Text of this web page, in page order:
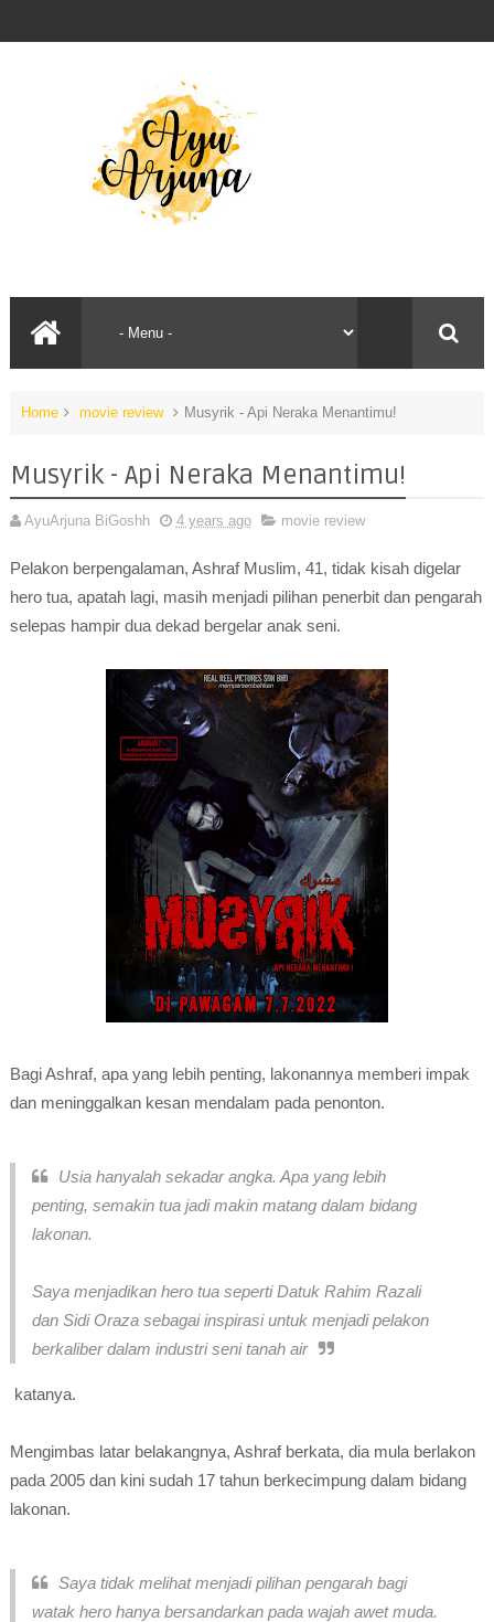
Home movie review Musyrik - Api Neraka Menantimu!
Musyrik - Api Neraka Menantimu!
AyuArjuna BiGoshh 4 years ago movie review
Pelakon berpengalaman, Ashraf Muslim, 41, tidak kisah digelar
hero tua, apatah lagi, masih menjadi pilihan penerbit dan pengarah
selepas hampir dua dekad bergelar anak seni.
Bagi Ashraf, apa yang lebih penting, lakonannya memberi impak
dan meninggalkan kesan mendalam pada penonton.
Usia hanyalah sekadar angka. Apa yang lebih
penting, semakin tua jadi makin matang dalam bidang
lakonan.
Saya menjadikan hero tua seperti Datuk Rahim Razali
dan Sidi Oraza sebagai inspirasi untuk menjadi pelakon
berkaliber dalam industri seni tanah air
katanya.
Mengimbas latar belakangnya, Ashraf berkata, dia mula berlakon
pada 2005 dan kini sudah 17 tahun berkecimpung dalam bidang
lakonan.
Saya tidak melihat menjadi pilihan pengarah bagi
watak hero hanya bersandarkan pada wajah awet muda.